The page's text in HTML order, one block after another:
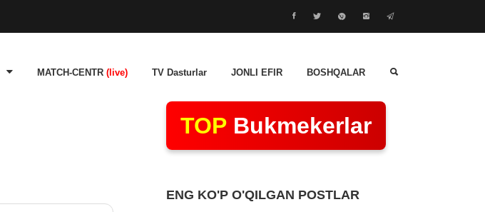
MATCH-CENTR (live) TV Dasturlar JONLI EFIR BOSHQALAR
TOP Bukmekerlar
ENG KO'P O'QILGAN POSTLAR